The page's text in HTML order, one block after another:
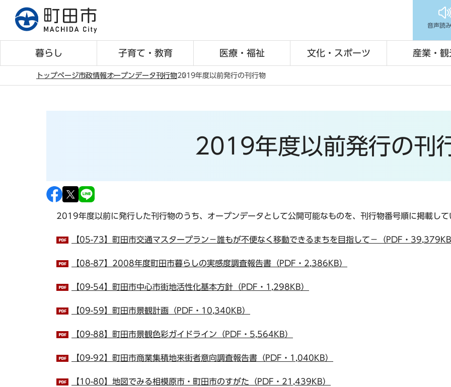
先
音声読
暮らし 子育て・教育 医療・福祉 文化・スポーツ 産業・観
トップページ市政情報オープンデータ刊行物2019年度以前発行の刊行物
2019年度以前発行の刊
2019年度以前に発行した刊行物のうち、オープンデータとして公開可能なものを、刊行物番号順に掲載して
【05-73】町田市交通マスタープラン－誰もが不便なく移動できるまちを目指して－（PDF・
【08-87】2008年度町田市暮らしの実感度調査報告書（PDF・2,386KB）
【09-54】町田市中心市街地活性化基本方針（PDF・1,298KB）
【09-59】町田市景観計画（PDF・10,340KB）
【09-88】町田市景観色彩ガイドライン（PDF・5,564KB）
【09-92】町田市商業集積地来街者意向調査報告書（PDF・1,040KB）
【10-80】地図でみる相模原市・町田市のすがた（PDF・21,439KB）